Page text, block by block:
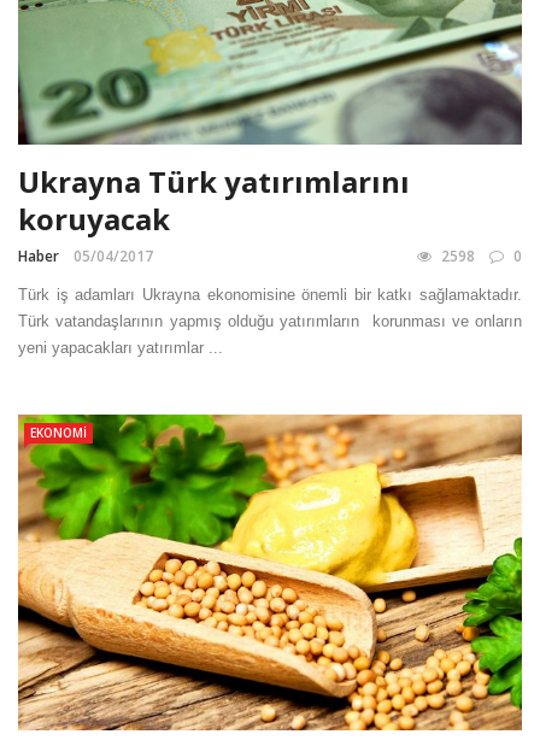
Ukrayna Türk yatırımlarını
koruyacak
Haber 05/04/2017 2598 0
Türk iş adamları Ukrayna ekonomisine önemli bir katkı sağlamaktadır.
Türk vatandaşlarının yapmış olduğu yatırımların korunması ve onların
yeni yapacakları yatırımlar ...
EKONOMI